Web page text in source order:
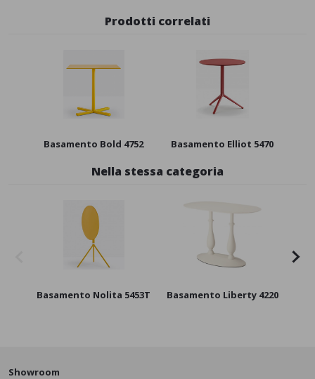
Prodotti correlati
Basamento Bold 4752 Basamento Elliot 5470
Nella stessa categoria
Basamento Nolita 5453T Basamento Liberty 4220
Showroom